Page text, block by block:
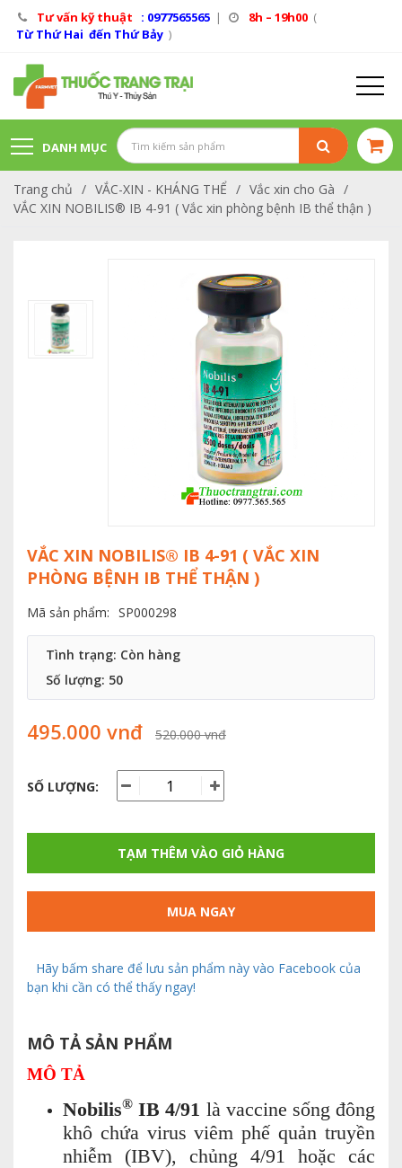
Tư vấn kỹ thuật : 0977565565 | 8h – 19h00 (
Từ Thứ Hai đến Thứ Bảy )
DANH MỤC
SẢN PHẨM
Trang chủ / VẮC-XIN - KHÁNG THỂ / Vắc xin cho Gà /
VẮC XIN NOBILIS® IB 4-91 ( Vắc xin phòng bệnh IB thể thận )
VẮC XIN NOBILIS® IB 4-91 ( VẮC XIN
PHÒNG BỆNH IB THỂ THẬN )
Mã sản phẩm: SP000298
Tình trạng: Còn hàng
Số lượng: 50
495.000 vnđ 520.000 vnđ
SỐ LƯỢNG:
TẠM THÊM VÀO GIỎ HÀNG
MUA NGAY
Hãy bấm share để lưu sản phẩm này vào Facebook của
bạn khi cần có thể thấy ngay!
MÔ TẢ SẢN PHẨM
MÔ TẢ
Nobilis® IB 4/91 là vaccine sống đông
khô chứa virus viêm phế quản truyền
nhiễm (IBV), chủng 4/91 hoặc các